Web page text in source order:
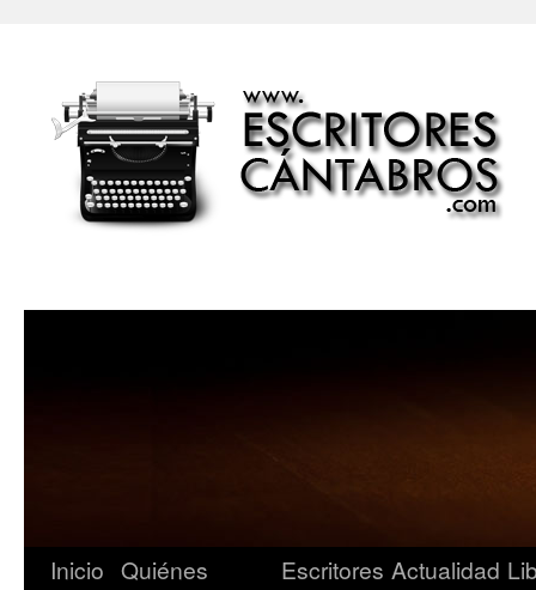
Inicio Quiénes
Escritores Actualidad